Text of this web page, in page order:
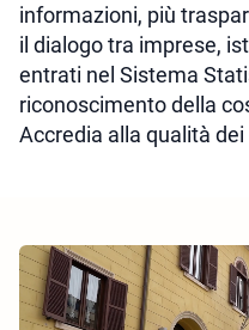
informazioni, più
il dialogo tra imprese,
entrati nel Sistema
riconoscimento della
Accredia alla qualità dei